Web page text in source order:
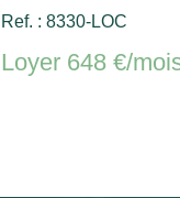
séjour avec balcon,
une salle de bain
stationnement commun. Chauffage électrique et ballon
Ref. : 8330-LOC
Loyer 648 €/